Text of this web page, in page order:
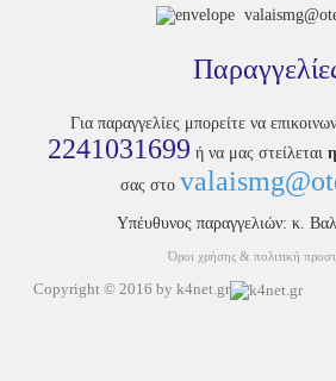
Για παραγγελίες μπορείτε να
2241031699 ή να μας στείλεται
σας στο
Υπέυθυνος παραγγελιών: κ.
Όροι χρήσης & πολιτική
Copyright © 2016 by k4net.gr